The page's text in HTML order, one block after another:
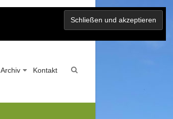
Archiv Kontakt